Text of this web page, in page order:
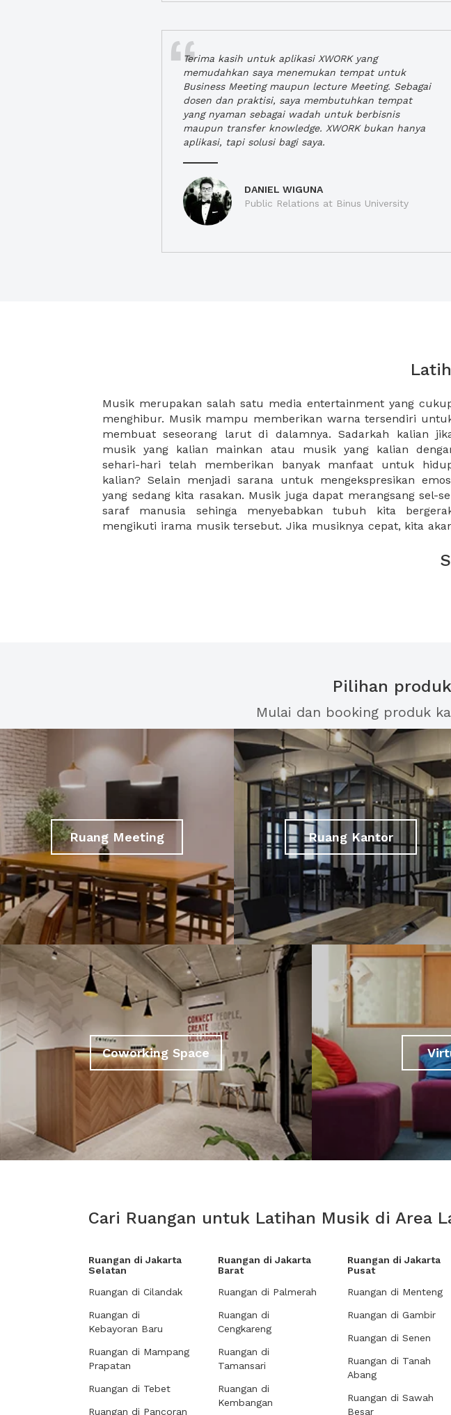
Terima kasih untuk aplikasi XWORK yang
memudahkan saya menemukan tempat untuk
Business Meeting maupun lecture Meeting. Sebagai
dosen dan praktisi, saya membutuhkan tempat
yang nyaman sebagai wadah untuk berbisnis
maupun transfer knowledge. XWORK bukan hanya
aplikasi, tapi solusi bagi saya.
DANIEL WIGUNA
Public Relations at Binus University
Musik merupakan salah satu media entertainment yang
menghibur. Musik mampu memberikan warna tersendiri
membuat seseorang larut di dalamnya. Sadarkah kalian
musik yang kalian mainkan atau musik yang kalian
sehari-hari telah memberikan banyak manfaat untuk
kalian? Selain menjadi sarana untuk mengekspresikan
yang sedang kita rasakan. Musik juga dapat merangsang sel-
saraf manusia sehinga menyebabkan tubuh kita
mengikuti irama musik tersebut. Jika musiknya cepat, kita
bergerak cepat begitupun sebaliknya, yang dapat
jasmani kita lebih sehat. Manfaat bermusik, menyanyi
aktifitas lainnya yang berhubungan dengan musik dapat
rasakan manfaatnya secara langsung. Kita menjadi
termotivasi, dan meningkatkan konsentrasi. Jadi
sangatlah positive untuk menjadi bagian dari kehidupan
Kapan terakhir kali kalian bermain musik? Rencanakan
Pilihan
Mulai dan booking produk
Ruang Meeting Ruang Kantor
Coworking Space
Cari Ruangan untuk Latihan Musik di Area
Ruangan di Jakarta
Selatan
Ruangan di Cilandak
Ruangan di
Kebayoran Baru
Ruangan di Mampang
Prapatan
Ruangan di Tebet
Ruangan di Pancoran
Ruangan di Jakarta
Barat
Ruangan di Palmerah
Ruangan di
Cengkareng
Ruangan di
Tamansari
Ruangan di
Kembangan
Ruangan di Jakarta
Pusat
Ruangan di Menteng
Ruangan di Gambir
Ruangan di Senen
Ruangan di Tanah
Abang
Ruangan di Sawah
Besar